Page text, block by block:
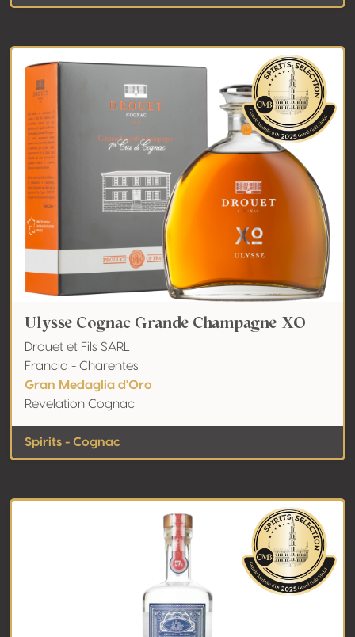
Ulysse Cognac Grande Champagne XO
Drouet et Fils SARL
Francia - Charentes
Gran Medaglia d'Oro
Revelation Cognac
Spirits - Cognac